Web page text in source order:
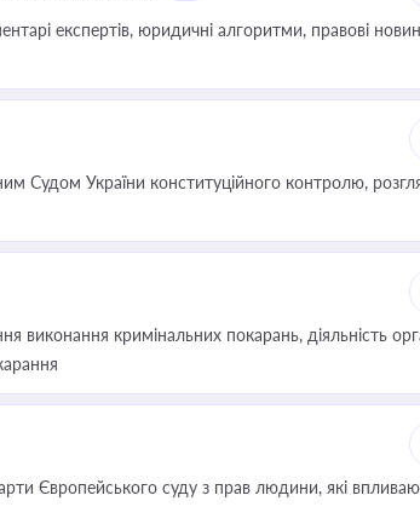
експертів, юридичні алгоритми, правові
Судом України конституційного контролю,
виконання кримінальних покарань, діяльність
Європейського суду з прав людини, які